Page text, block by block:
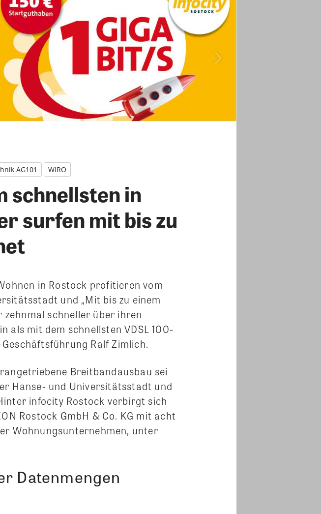
AG101 WIRO
schnellsten in
surfen mit bis zu
in Rostock profitieren vom
und „Mit bis zu einem
schneller über ihren
als mit dem schnellsten VDSL 100-
Ralf Zimlich.
Breitbandausbau sei
Hanse- und Universitätsstadt und
infocity Rostock verbirgt sich
Rostock GmbH & Co. KG mit acht
Wohnungsunternehmen, unter
Datenmengen